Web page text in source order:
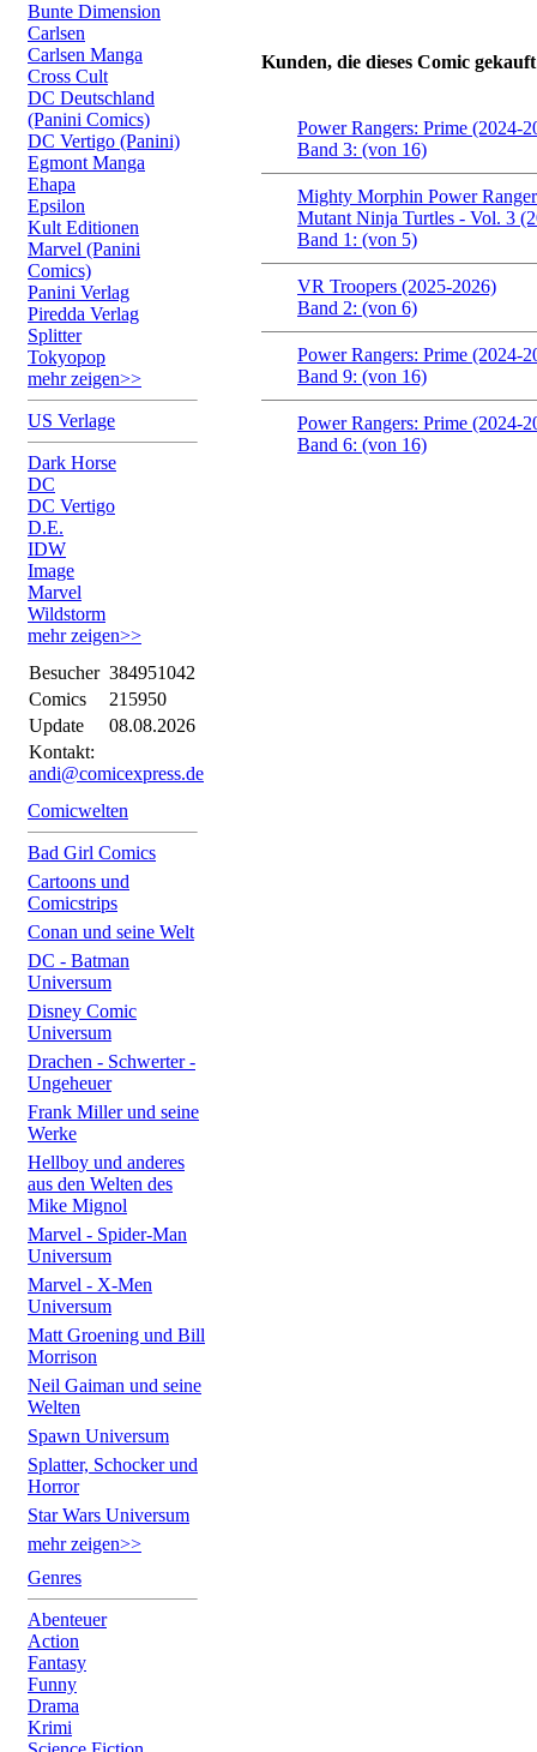
Bunte Dimension
Carlsen
Carlsen Manga
Cross Cult
DC Deutschland
(Panini Comics)
DC Vertigo (Panini)
Egmont Manga
Ehapa
Epsilon
Kult Editionen
Marvel (Panini
Comics)
Panini Verlag
Piredda Verlag
Splitter
Tokyopop
mehr zeigen>>
US Verlage
Dark Horse
DC
DC Vertigo
D.E.
IDW
Image
Marvel
Wildstorm
mehr zeigen>>
Besucher 384951042
Comics
215950
Update
08.08.2026
Kontakt:
andi@comicexpress.de
Comicwelten
Bad Girl Comics
Cartoons und
Comicstrips
Conan und seine Welt
DC - Batman
Universum
Disney Comic
Universum
Drachen - Schwerter -
Ungeheuer
Frank Miller und seine
Werke
Hellboy und anderes
aus den Welten des
Mike Mignol
Marvel - Spider-Man
Universum
Marvel - X-Men
Universum
Matt Groening und Bill
Morrison
Neil Gaiman und seine
Welten
Spawn Universum
Splatter, Schocker und
Horror
Star Wars Universum
mehr zeigen>>
Genres
Abenteuer
Action
Fantasy
Funny
Drama
Krimi
Kunden, die dieses Comic
Power Rangers: Prime (2024-
Band 3: (von 16)
Mighty Morphin Power
Mutant Ninja Turtles - Vol. 3
Band 1: (von 5)
VR Troopers (2025-2026)
Band 2: (von 6)
Power Rangers: Prime (2024-
Band 9: (von 16)
Power Rangers: Prime (2024-
Band 6: (von 16)